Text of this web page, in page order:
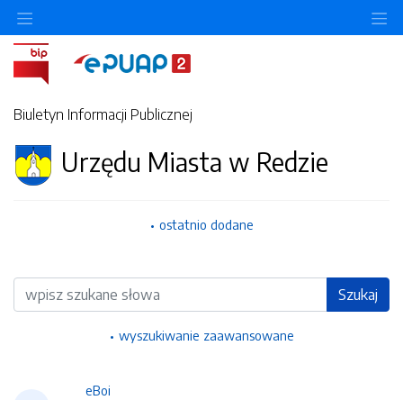
Biuletyn Informacji Publicznej
Urzędu Miasta w Redzie
ostatnio dodane
Wyszukiwarka Szukaj
wyszukiwanie zaawansowane
eBoi